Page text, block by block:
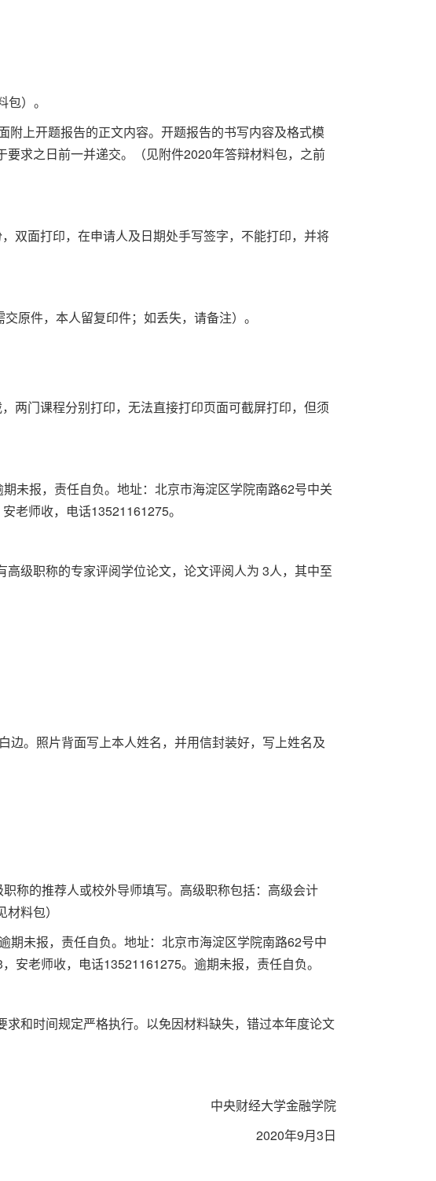
）。
附上开题报告的正文内容。开题报告的书写内容及格式模
求之日前一并递交。（见附件2020年答辩材料包，之前
双面打印，在申请人及日期处手写签字，不能打印，并将
原件，本人留复印件；如丢失，请备注）。
两门课程分别打印，无法直接打印页面可截屏打印，但须
未报，责任自负。地址：北京市海淀区学院南路62号中关
老师收，电话13521161275。
级职称的专家评阅学位论文，论文评阅人为 3人，其中至
边。照片背面写上本人姓名，并用信封装好，写上姓名及
称的推荐人或校外导师填写。高级职称包括：高级会计
材料包）
期未报，责任自负。地址：北京市海淀区学院南路62号中
安老师收，电话13521161275。逾期未报，责任自负。
和时间规定严格执行。以免因材料缺失，错过本年度论文
中央财经大学金融学院
2020年9月3日